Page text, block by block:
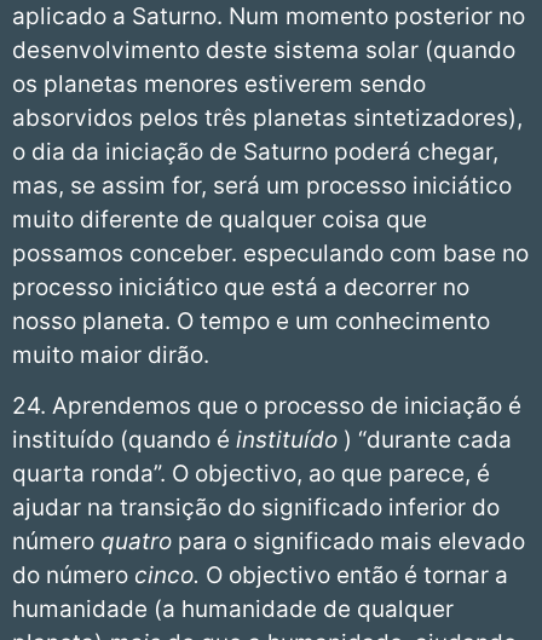
aplicado a Saturno. Num momento posterior no
desenvolvimento deste sistema solar (quando
os planetas menores estiverem sendo
absorvidos pelos três planetas sintetizadores),
o dia da iniciação de Saturno poderá chegar,
mas, se assim for, será um processo iniciático
muito diferente de qualquer coisa que
possamos conceber. especulando com base no
processo iniciático que está a decorrer no
nosso planeta. O tempo e um conhecimento
muito maior dirão.
24. Aprendemos que o processo de iniciação é
instituído (quando é instituído ) “durante cada
quarta ronda”. O objectivo, ao que parece, é
ajudar na transição do significado inferior do
número quatro para o significado mais elevado
do número cinco. O objectivo então é tornar a
humanidade (a humanidade de qualquer